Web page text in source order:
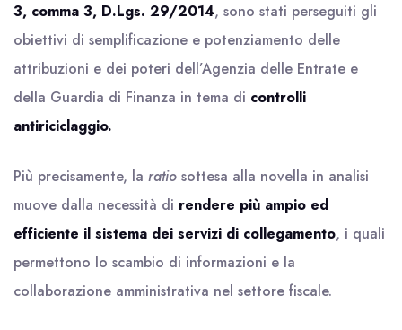
3, comma 3, D.Lgs. 29/2014, sono stati perseguiti gli
obiettivi di semplificazione e potenziamento delle
attribuzioni e dei poteri dell’Agenzia delle Entrate e
della Guardia di Finanza in tema di controlli
antiriciclaggio.
Più precisamente, la ratio sottesa alla novella in analisi
muove dalla necessità di rendere più ampio ed
efficiente il sistema dei servizi di collegamento, i quali
permettono lo scambio di informazioni e la
collaborazione amministrativa nel settore fiscale.